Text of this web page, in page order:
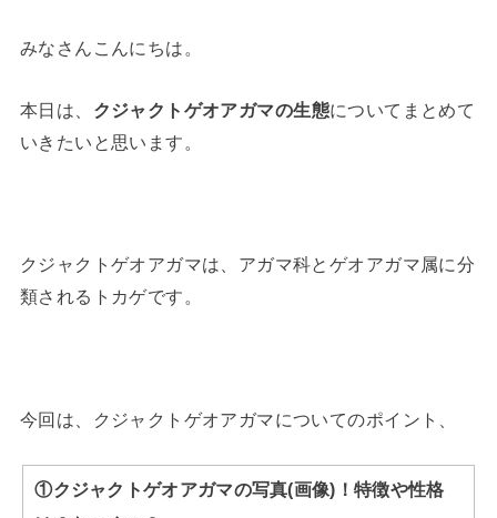
みなさんこんにちは。
本日は、 クジャクトゲオアガマの生態についてまとめて
いきたいと思います。
クジャクトゲオアガマは、アガマ科とゲオアガマ属に分
類されるトカゲです。
今回は、クジャクトゲオアガマについてのポイント、
①クジャクトゲオアガマの写真(画像)！特徴や性格